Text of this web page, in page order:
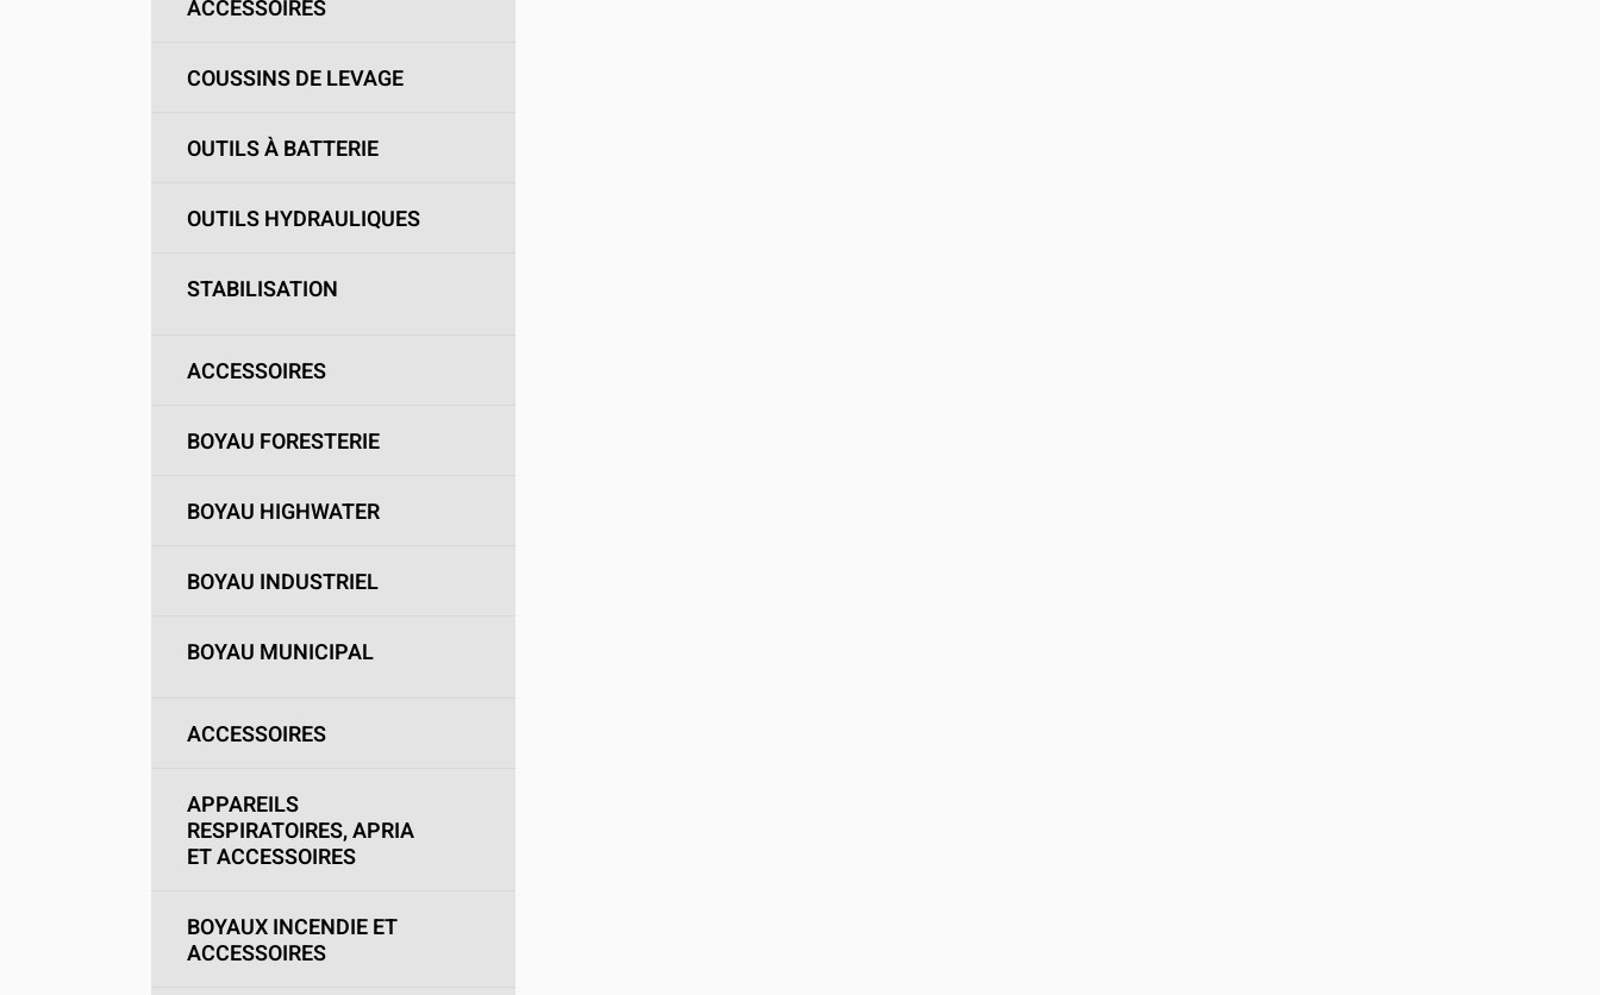
ACCESSOIRES
COUSSINS DE LEVAGE
OUTILS À BATTERIE
OUTILS HYDRAULIQUES
STABILISATION
ACCESSOIRES
BOYAU FORESTERIE
BOYAU HIGHWATER
BOYAU INDUSTRIEL
BOYAU MUNICIPAL
ACCESSOIRES
APPAREILS
RESPIRATOIRES, APRIA
ET ACCESSOIRES
BOYAUX INCENDIE ET
ACCESSOIRES